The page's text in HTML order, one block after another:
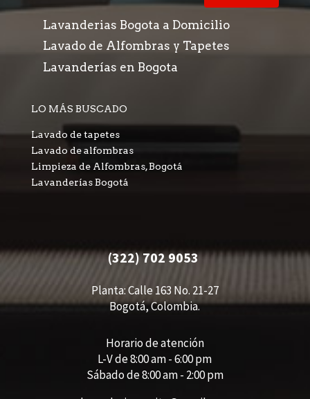
Lavanderias Bogota a Domicilio
Lavado de Alfombras y Tapetes
Lavanderías en Bogota
LO MÁS BUSCADO
Lavado de tapetes
Lavado de alfombras
Limpieza de Alfombras, Bogotá
Lavanderías Bogotá
(322) 702 9053
Planta: Calle 163 No. 21-27
Bogotá, Colombia.
Horario de atención
L-V de 8:00 am - 6:00 pm
Sábado de 8:00 am - 2:00 pm